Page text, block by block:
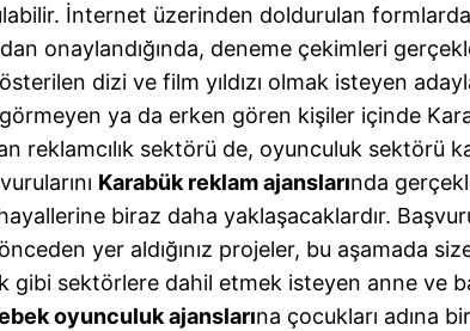
İnternet üzerinden doldurulan
onaylandığında, deneme çekimleri
dizi ve film yıldızı olmak isteyen
ya da erken gören kişiler içinde
reklamcılık sektörü de, oyunculuk sektörü
Karabük reklam ajanslarında
hayallerine biraz daha yaklaşacaklardır.
yer aldığınız projeler, bu aşamada
gibi sektörlere dahil etmek isteyen anne ve
oyunculuk ajanslarına çocukları adına